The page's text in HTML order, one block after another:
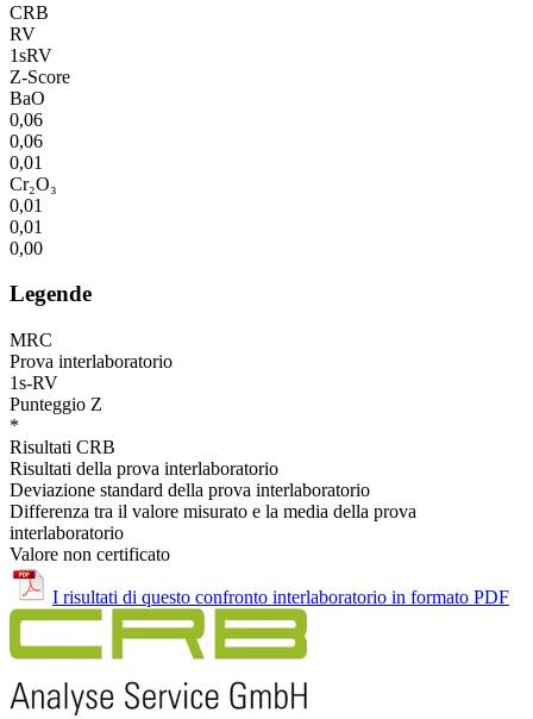
CRB
RV
1sRV
Z-Score
BaO
0,06
0,06
0,01
Cr₂O₃
0,01
0,01
0,00
Legende
MRC
Prova interlaboratorio
1s-RV
Punteggio Z
*
Risultati CRB
Risultati della prova interlaboratorio
Deviazione standard della prova interlaboratorio
Differenza tra il valore misurato e la media della prova
interlaboratorio
Valore non certificato
I risultati di questo confronto interlaboratorio in formato PDF